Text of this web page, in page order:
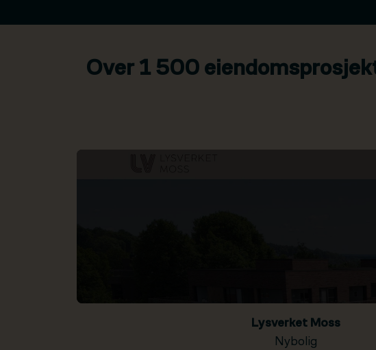
Over 1 500
Lysverket Moss
Nybolig